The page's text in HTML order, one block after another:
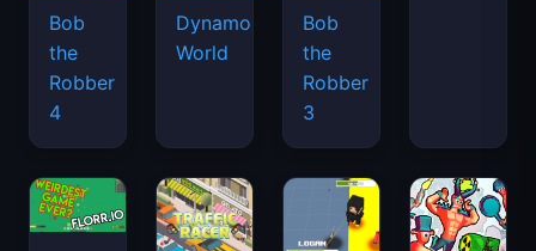
Bob
the
Robber
4
Dynamons
World
Bob
the
Robber
3